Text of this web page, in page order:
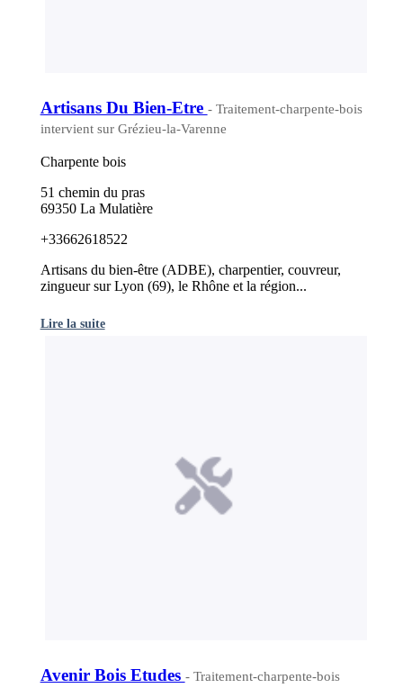
Artisans Du Bien-Etre - Traitement-charpente-bois
intervient sur Grézieu-la-Varenne
Charpente bois
51 chemin du pras
69350 La Mulatière
+33662618522
Artisans du bien-être (ADBE), charpentier, couvreur,
zingueur sur Lyon (69), le Rhône et la région...
Lire la suite
Avenir Bois Etudes - Traitement-charpente-bois